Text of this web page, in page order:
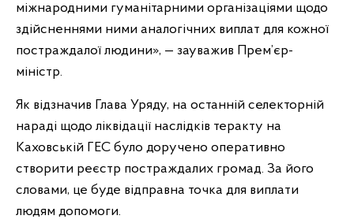
міжнародними гуманітарними організаціями щодо
здійсненнями ними аналогічних виплат для кожної
постраждалої людини», — зауважив Прем’єр-
міністр.
Як відзначив Глава Уряду, на останній селекторній
нараді щодо ліквідації наслідків теракту на
Каховській ГЕС було доручено оперативно
створити реєстр постраждалих громад. За його
словами, це буде відправна точка для виплати
людям допомоги.